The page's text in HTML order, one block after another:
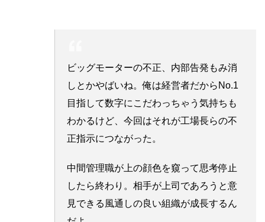
ビッグモーターの不正、内部告発もみ消
しとかやばいね。俺は経営者だからNo.1
目指して数字にこだわっちゃう気持ちも
わかるけど、今回はそれが工場長らの不
正指示につながった。
中間管理職が上の顔色を窺って思考停止
したら終わり。相手が上司であろうと意
見できる風通しの良い組織が成長するん